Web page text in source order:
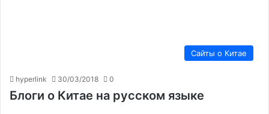
Сайты о Китае
hyperlink 30/03/2018 0
Блоги о Китае на русском языке